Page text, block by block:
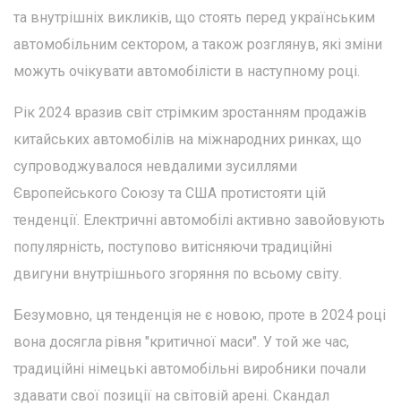
та внутрішніх викликів, що стоять перед українським
автомобільним сектором, а також розглянув, які зміни
можуть очікувати автомобілісти в наступному році.
Рік 2024 вразив світ стрімким зростанням продажів
китайських автомобілів на міжнародних ринках, що
супроводжувалося невдалими зусиллями
Європейського Союзу та США протистояти цій
тенденції. Електричні автомобілі активно завойовують
популярність, поступово витісняючи традиційні
двигуни внутрішнього згоряння по всьому світу.
Безумовно, ця тенденція не є новою, проте в 2024 році
вона досягла рівня "критичної маси". У той же час,
традиційні німецькі автомобільні виробники почали
здавати свої позиції на світовій арені. Скандал